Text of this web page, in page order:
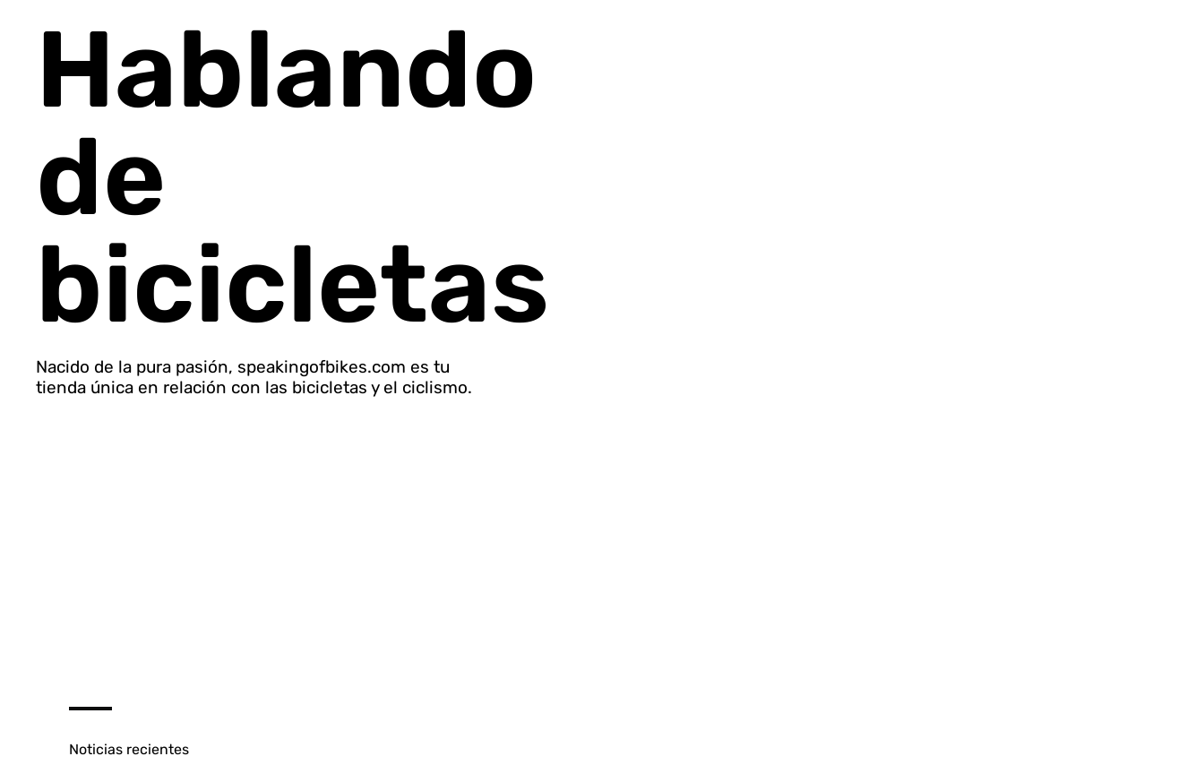
Hablando
de
bicicletas
Nacido de la pura pasión, speakingofbikes.com es tu
tienda única en relación con las bicicletas y el ciclismo.
Noticias recientes